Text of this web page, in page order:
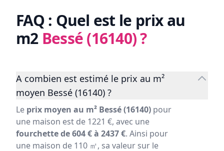
FAQ : Quel est le prix au
m2 Bessé (16140)?
A combien est estimé le prix au m²
moyen Bessé (16140) ?
Le prix moyen au m² Bessé (16140) pour
une maison est de 1221 €, avec une
fourchette de 604 € à 2437 €. Ainsi pour
une maison de 110 ㎡, sa valeur sur le